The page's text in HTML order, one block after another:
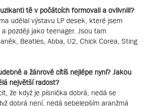
tě v počátcích formovali a ovlivnili?
udělal výstavu LP desek, které jsem
později jako teenager. Jsou tam
Beatles, Abba, U2, Chick Corea, Sting
a žánrově cítíš nejlépe nyní? Jakou
největší radost?
že když je písnička dobrá, nedá se
dobrá není, nedá sebelepším aranžmá